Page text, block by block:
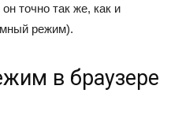
точно так же, как и
режим).
в браузере